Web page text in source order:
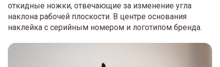
откидные ножки, отвечающие за изменение угла
наклона рабочей плоскости. В центре основания
наклейка с серийным номером и логотипом бренда.